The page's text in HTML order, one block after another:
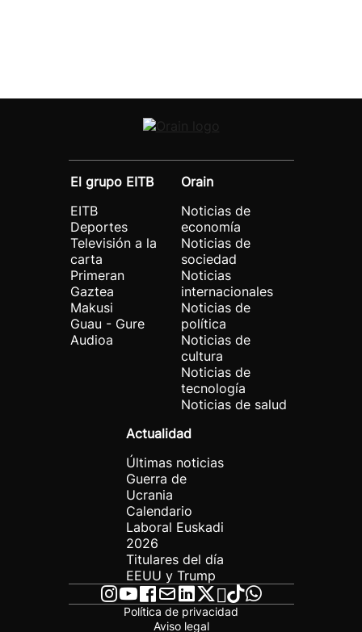
El grupo EITB
EITB
Deportes
Televisión a la
carta
Primeran
Gaztea
Makusi
Guau - Gure
Audioa
Orain
Noticias de
economía
Noticias de
sociedad
Noticias
internacionales
Noticias de
política
Noticias de
cultura
Noticias de
tecnología
Noticias de salud
Actualidad
Últimas noticias
Guerra de
Ucrania
Calendario
Laboral Euskadi
2026
Titulares del día
EEUU y Trump
Política de privacidad
Aviso legal